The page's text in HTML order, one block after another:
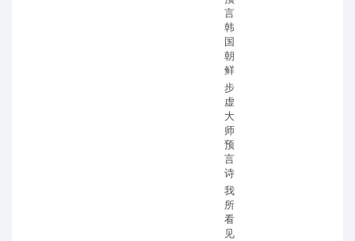
言
韩
国
朝
鲜
步
虚
大
师
预
言
诗
我
所
看
见